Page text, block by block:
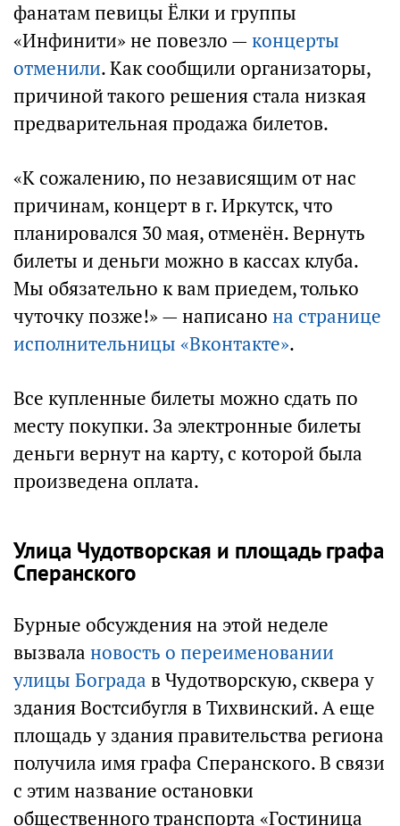
фанатам певицы Ёлки и группы
«Инфинити» не повезло —концерты
отменили. Как сообщили организаторы,
причиной такого решения стала низкая
предварительная продажа билетов.
«К сожалению, по независящим от нас
причинам, концерт в г. Иркутск, что
планировался 30 мая, отменён. Вернуть
билеты и деньги можно в кассах клуба.
Мы обязательно к вам приедем, только
чуточку позже!» — написано на странице
исполнительницы «Вконтакте».
Все купленные билеты можно сдать по
месту покупки. За электронные билеты
деньги вернут на карту, с которой была
произведена оплата.
Улица Чудотворская и площадь графа
Сперанского
Бурные обсуждения на этой неделе
вызвала новость о переименовании
улицы Бограда в Чудотворскую, сквера у
здания Востсибугля в Тихвинский. А еще
площадь у здания правительства региона
получила имя графа Сперанского. В связи
с этим название остановки
общественного транспорта «Гостиница